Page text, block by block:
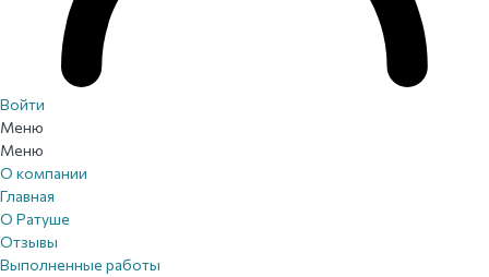
Войти
Меню
Меню
О компании
Главная
О Ратуше
Отзывы
Выполненные работы